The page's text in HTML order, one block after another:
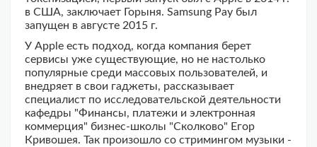
в США, заключает Горыня. Samsung Pay был
запущен в августе 2015 г.
У Apple есть подход, когда компания берет
сервисы уже существующие, но не настолько
популярные среди массовых пользователей, и
внедряет в свои гаджеты, рассказывает
специалист по исследовательской деятельности
кафедры "Финансы, платежи и электронная
коммерция" бизнес-школы "Сколково" Егор
Кривошея. Так произошло со стримингом музыки -